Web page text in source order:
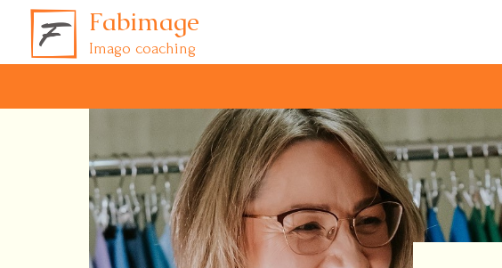
Fabimage
Imago coaching